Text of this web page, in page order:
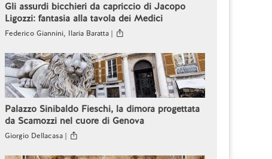
Gli assurdi bicchieri da capriccio di Jacopo
Ligozzi: fantasia alla tavola dei Medici
Federico Giannini, Ilaria Baratta |
Palazzo Sinibaldo Fieschi, la dimora progettata
da Scamozzi nel cuore di Genova
Giorgio Dellacasa |